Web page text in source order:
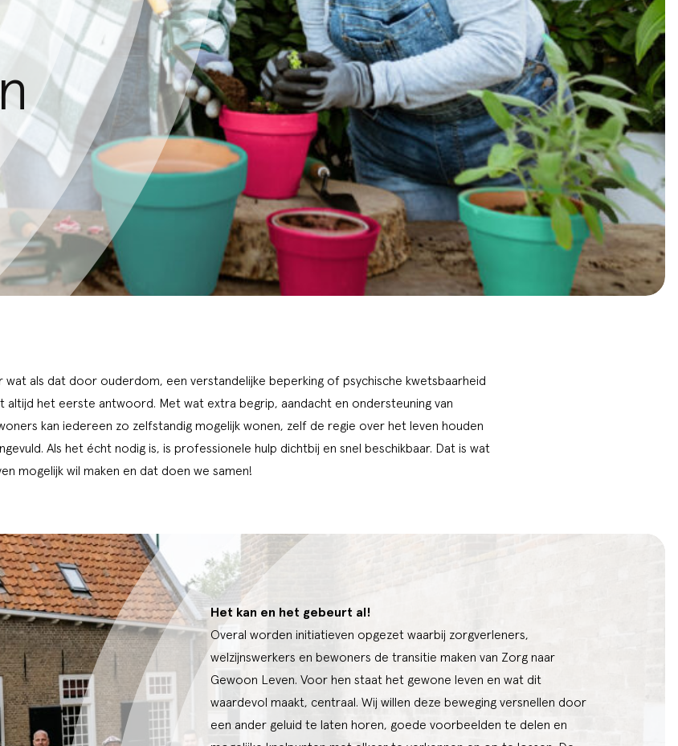
wat als dat door ouderdom, een verstandelijke beperking of psychische kwetsbaarheid
altijd het eerste antwoord. Met wat extra begrip, aandacht en ondersteuning van
kan iedereen zo zelfstandig mogelijk wonen, zelf de regie over het leven houden
Als het écht nodig is, is professionele hulp dichtbij en snel beschikbaar. Dat is wat
mogelijk wil maken en dat doen we samen!
Het kan en het gebeurt al!
Overal worden initiatieven opgezet waarbij zorgverleners,
welzijnswerkers en bewoners de transitie maken van Zorg naar
Gewoon Leven. Voor hen staat het gewone leven en wat dit
waardevol maakt, centraal. Wij willen deze beweging versnellen door
een ander geluid te laten horen, goede voorbeelden te delen en